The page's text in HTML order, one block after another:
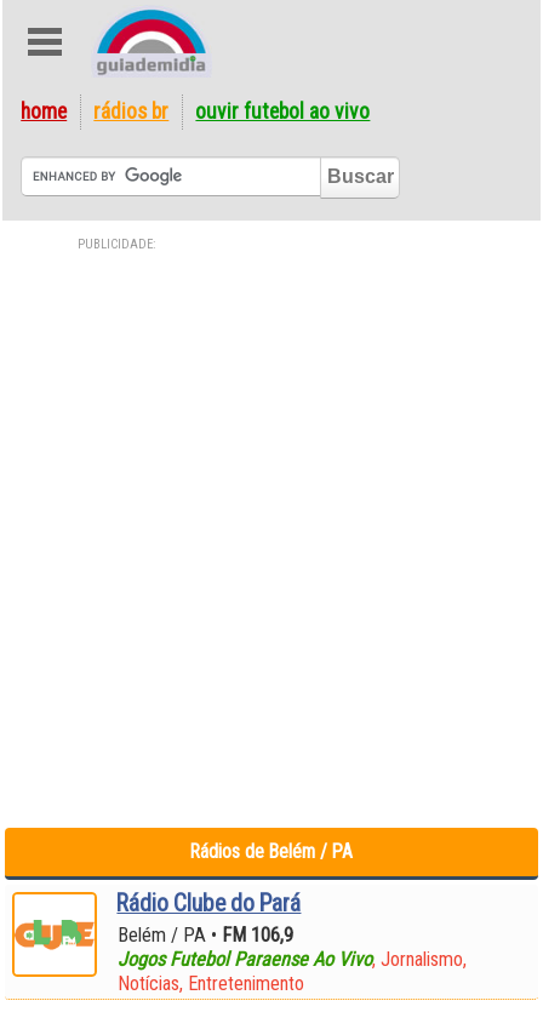
home rádios br ouvir futebol ao vivo
PUBLICIDADE:
Rádios de Belém / PA
Rádio Clube do Pará
Belém / PA • FM 106,9
Jogos Futebol Paraense Ao Vivo, Jornalismo,
Notícias, Entretenimento